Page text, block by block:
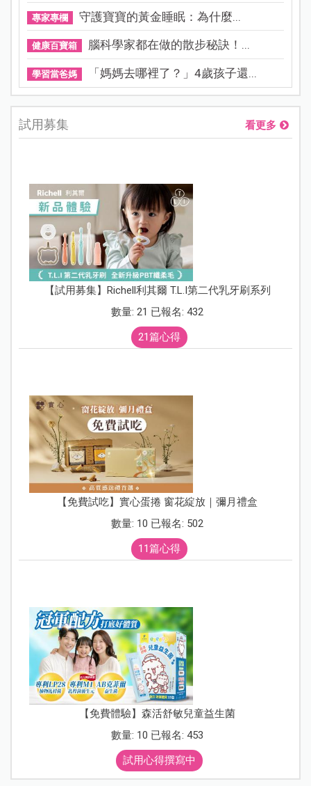
專家專欄 守護寶寶的黃金睡眠：為什麼...
健康百寶箱 腦科學家都在做的散步秘訣！...
學習當爸媽 「媽媽去哪裡了？」4歲孩子還...
試用募集 看更多
【試用募集】Richell利其爾 T.L.I第二代乳牙刷系列
數量: 21 已報名: 432
21篇心得
【免費試吃】實心蛋捲 窗花綻放｜彌月禮盒
數量: 10 已報名: 502
11篇心得
【免費體驗】森活舒敏兒童益生菌
數量: 10 已報名: 453
試用心得撰寫中